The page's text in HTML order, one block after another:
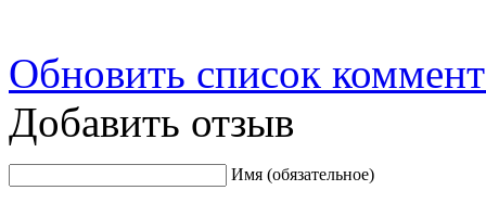
Обновить список
Добавить отзыв
Имя (обязательное)